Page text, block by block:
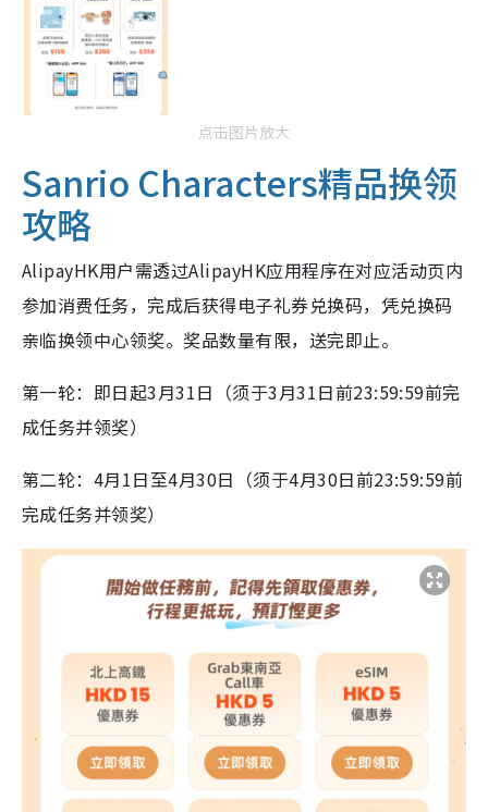
点击图片放大
Sanrio Characters精品换领
攻略
AlipayHK用户需透过AlipayHK应用程序在对应活动页内
参加消费任务，完成后获得电子礼券兑换码，凭兑换码
亲临换领中心领奖。奖品数量有限，送完即止。
第一轮：即日起3月31日（须于3月31日前23:59:59前完
成任务并领奖）
第二轮：4月1日至4月30日（须于4月30日前23:59:59前
完成任务并领奖）